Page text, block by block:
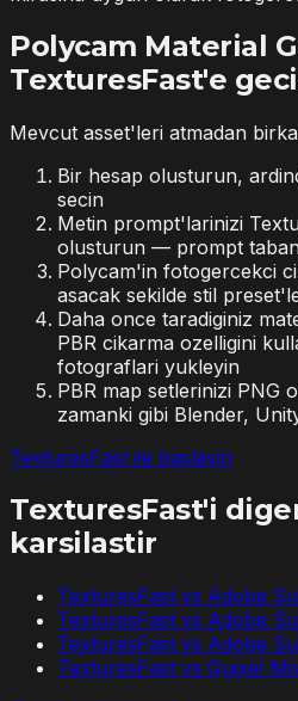
Polycam Material
TexturesFast'e
Mevcut asset'leri atmadan
Bir hesap olusturun,
secin
Metin prompt'larinizi
olusturun — prompt
Polycam'in fotogercekci
asacak sekilde stil
Daha once taradiginiz
PBR cikarma ozelligini
fotograflari yukleyin
PBR map setlerinizi PNG
zamanki gibi Blender,
TexturesFast ile baslayin
TexturesFast'i
karsilastir
TexturesFast vs Adobe
TexturesFast vs Adobe
TexturesFast vs Adobe
TexturesFast vs Quixel